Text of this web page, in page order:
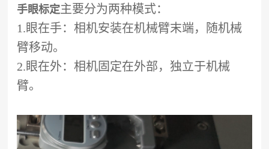
手眼标定主要分为两种模式：
1.眼在手：相机安装在机械臂末端，随机械
臂移动。
2.眼在外：相机固定在外部，独立于机械
臂。